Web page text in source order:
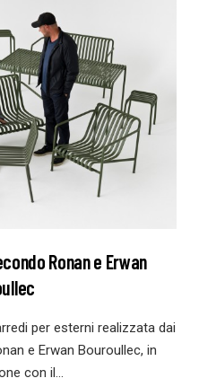
Ronan e Erwan
per esterni realizzata dai
e Erwan Bouroullec, in
con il…